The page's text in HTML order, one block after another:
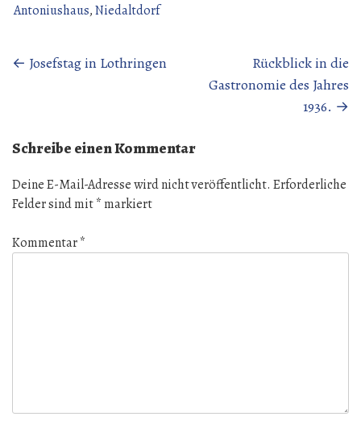
Antoniushaus,Niedaltdorf
Beitragsnavigation
← Josefstag in Lothringen
Rückblick in die
Gastronomie des Jahres
1936. →
Schreibe einen Kommentar
Deine E-Mail-Adresse wird nicht veröffentlicht. Erforderliche
Felder sind mit* markiert
Kommentar*